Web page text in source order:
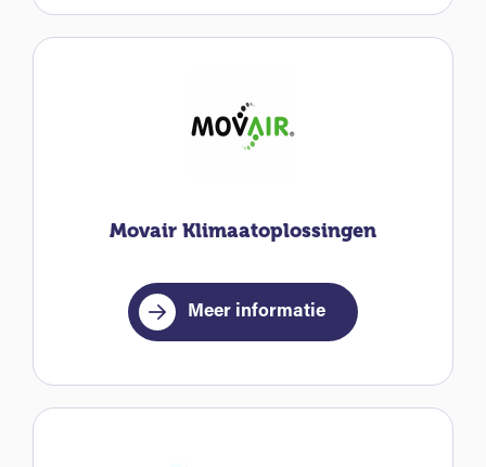
Movair Klimaatoplossingen
Meer informatie